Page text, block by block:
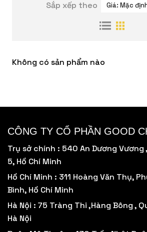
Sắp xếp theo Giá: Mặc
Không có sản phẩm nào
CÔNG TY CỔ PHẦN GOOD
Trụ sở chính : 540 An Dương Vương
5, Hồ Chí Minh
Hồ Chí Minh : 311 Hoàng Văn Thụ,
Bình, Hồ Chí Minh
Hà Nội : 75 Tràng Thi ,Hàng Bông ,
Hà Nội